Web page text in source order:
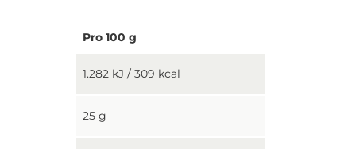
Pro 100 g
1.282 kJ / 309 kcal
25 g